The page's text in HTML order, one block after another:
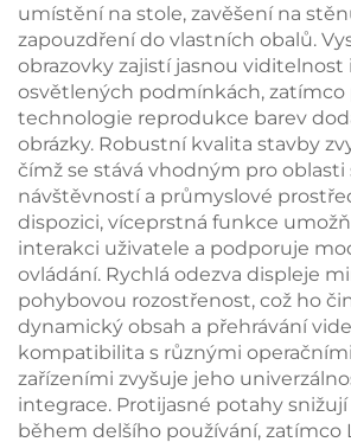
umístění na stole, zavěšení na
zapouzdření do vlastních obalů.
obrazovky zajistí jasnou viditelnost
osvětlených podmínkách, zatímco
technologie reprodukce barev
obrázky. Robustní kvalita stavby
čímž se stává vhodným pro oblasti
návštěvností a průmyslové
dispozici, víceprstná funkce
interakci uživatele a podporuje
ovládání. Rychlá odezva displeje
pohybovou rozostřenost, což ho
dynamický obsah a přehrávání
kompatibilita s různými
zařízeními zvyšuje jeho
integrace. Protijasné potahy
během delšího používání, zatímco